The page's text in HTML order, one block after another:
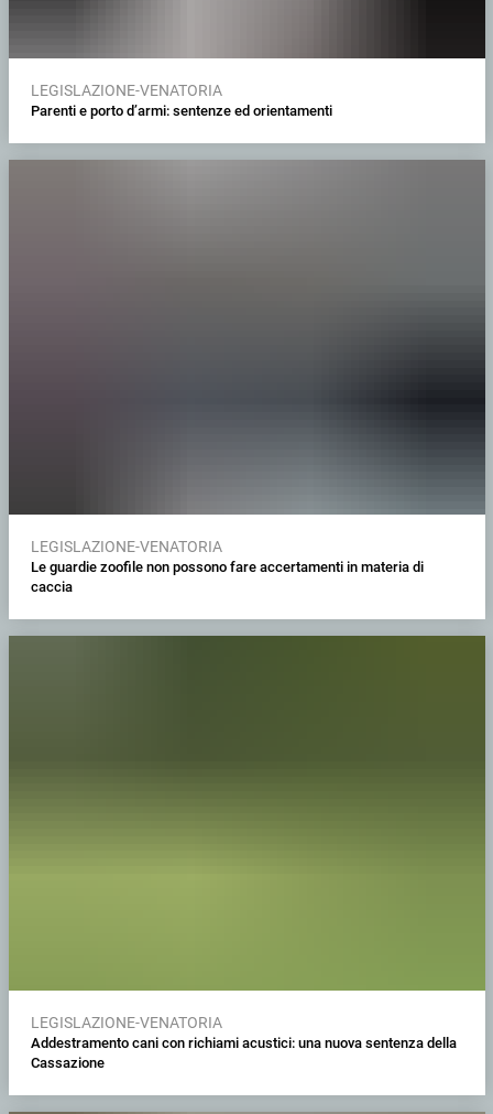
LEGISLAZIONE-VENATORIA
Parenti e porto d’armi: sentenze ed orientamenti
LEGISLAZIONE-VENATORIA
Le guardie zoofile non possono fare accertamenti in materia di
caccia
LEGISLAZIONE-VENATORIA
Addestramento cani con richiami acustici: una nuova sentenza della
Cassazione